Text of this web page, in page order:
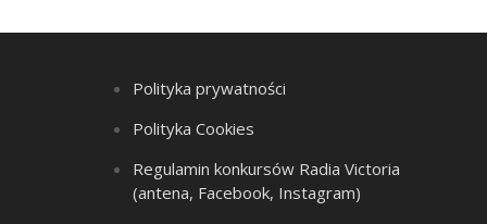
Polityka prywatności
Polityka Cookies
Regulamin konkursów Radia Victoria
(antena, Facebook, Instagram)